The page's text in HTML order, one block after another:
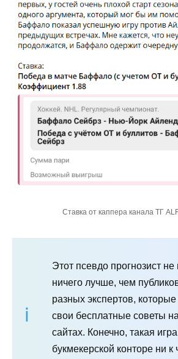
Ставка от каппера канала ТГ
Этот псевдо прогнозист
ничего лучше, чем
разных экспертов,
свои бесплатные советы
сайтах. Конечно, такая
букмекерской конторе ни